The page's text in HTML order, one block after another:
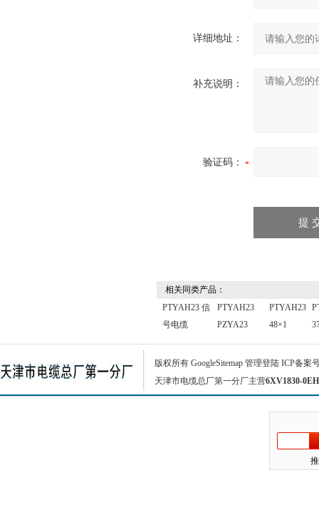
详细地址：
补充说明：
验证码：
相关同类产品：
PTYAH23 信
号电缆
PTYAH23
PZYA23
PTYAH23
48×1
版权所有 GoogleSitemap 管理登陆 ICP备案
天津市电缆总厂第一分厂主营6XV1830-